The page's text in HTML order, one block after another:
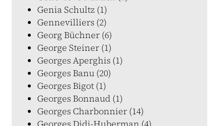
Genia Schultz (1)
Gennevilliers (2)
Georg Büchner (6)
George Steiner (1)
Georges Aperghis (1)
Georges Banu (20)
Georges Bigot (1)
Georges Bonnaud (1)
Georges Charbonnier (14)